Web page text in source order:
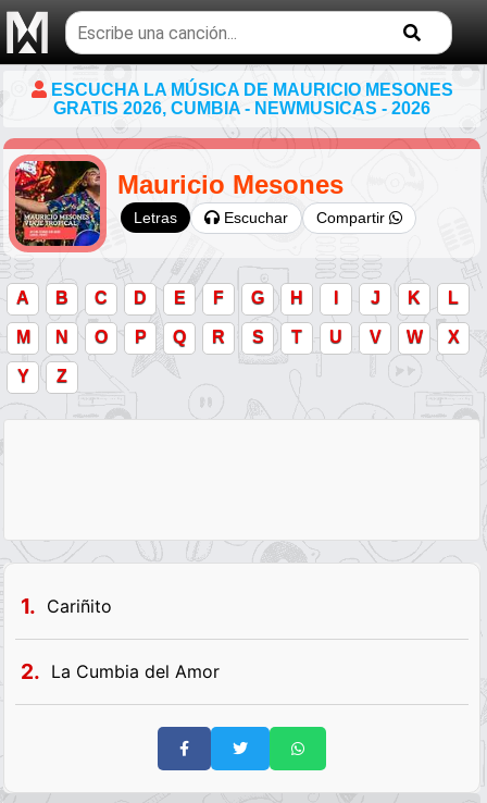
Buscar
temas
musicales
ESCUCHA LA MÚSICA DE MAURICIO MESONES
GRATIS 2026, CUMBIA - NEWMUSICAS - 2026
Mauricio Mesones
Letras Escuchar Compartir
A B C D E F G H I J K L
M N O P Q R S T U V W X
Y Z
1. Cariñito
2. La Cumbia del Amor